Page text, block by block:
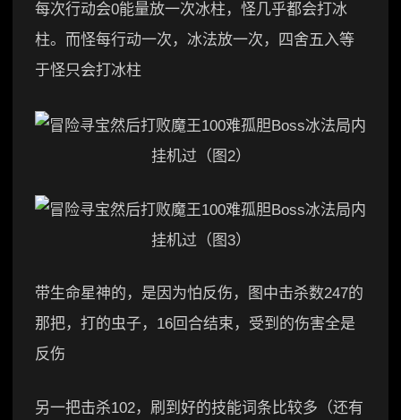
每次行动会0能量放一次冰柱，怪几乎都会打冰
柱。而怪每行动一次，冰法放一次，四舍五入等
于怪只会打冰柱
带生命星神的，是因为怕反伤，图中击杀数247的
那把，打的虫子，16回合结束，受到的伤害全是
反伤
另一把击杀102，刷到好的技能词条比较多（还有